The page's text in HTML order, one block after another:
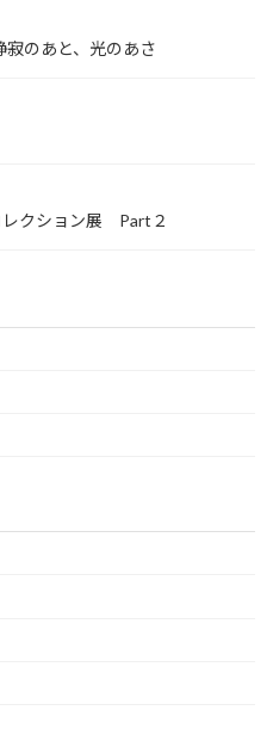
のあと、光のあさ
クション展 Part２